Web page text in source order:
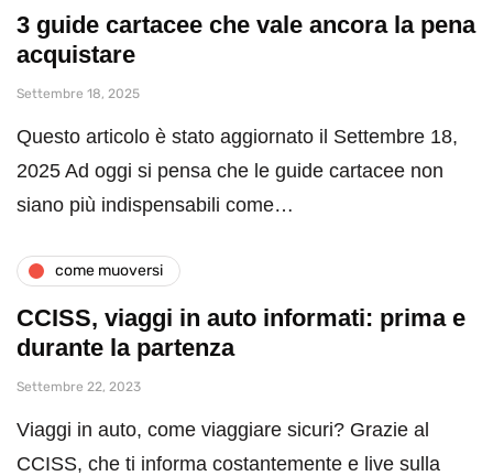
3 guide cartacee che vale ancora la pena
acquistare
Settembre 18, 2025
Questo articolo è stato aggiornato il Settembre 18,
2025 Ad oggi si pensa che le guide cartacee non
siano più indispensabili come…
come muoversi
CCISS, viaggi in auto informati: prima e
durante la partenza
Settembre 22, 2023
Viaggi in auto, come viaggiare sicuri? Grazie al
CCISS, che ti informa costantemente e live sulla